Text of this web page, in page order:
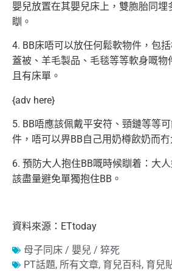
嬰兒放置在其嬰兒床上，雙胞胎同埋
瞓。
4. BB床唔可以放任何鬆軟物件，包
蓋被、羊毛製品、毛毯等等軟身嘅物
且有床單。
{adv here}
5. BB唔應該佩戴平安符、頸鏈等等
件，唔可以畀BB自己用奶樽飲奶而
6. 預防大人抱住BB嘅時候瞓着：大
該盡量避免單獨抱住BB。
資料來源：ETtoday
母子同床 / 嬰兒 / 猝死
PT話題, 所有文章, 育兒百科, 育兒